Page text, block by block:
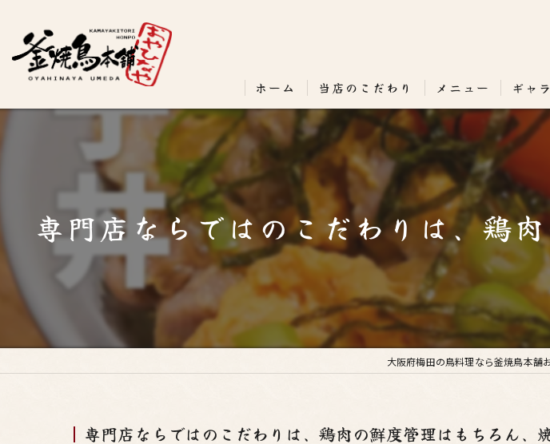
ホーム 当店のこだわり メニュー ギャ
専門店ならではのこだわりは、鶏
大阪府梅田の鳥料理なら釜焼鳥本舗
専門店ならではのこだわりは、鶏肉の鮮度管理はもちろん、